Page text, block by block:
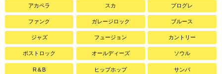
アカペラ スカ プログレ
ファンク ガレージロック ブルース
ジャズ フュージョン カントリー
ポストロック オールディーズ ソウル
R＆B ヒップホップ サンバ